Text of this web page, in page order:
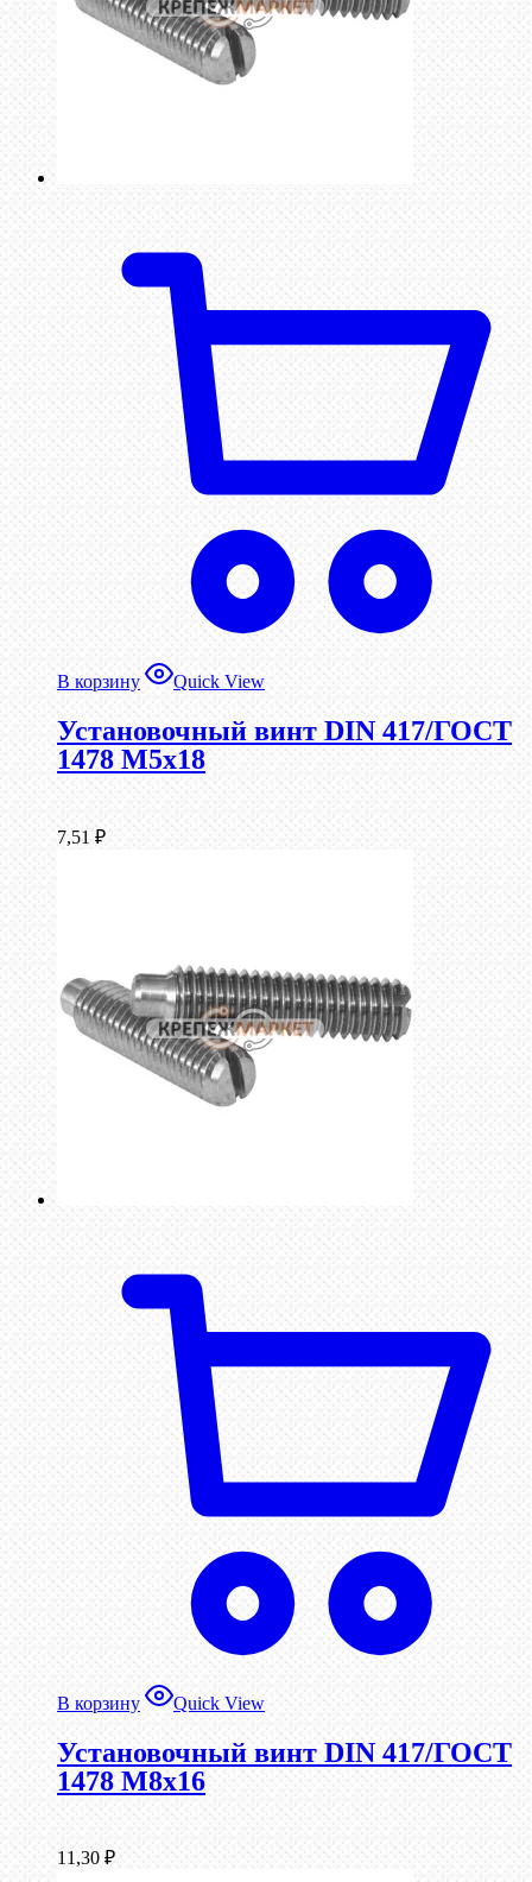
В корзину Quick View
Установочный винт DIN 417/ГОСТ
1478 М5х18
7,51 ₽
В корзину Quick View
Установочный винт DIN 417/ГОСТ
1478 М8х16
11,30 ₽